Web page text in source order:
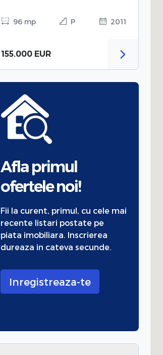
96 mp P 2011
155.000 EUR
Afla primul
ofertele noi!
Fii la curent, primul, cu cele mai
recente listari postate pe
piata imobiliara. Inscrierea
dureaza in cateva secunde.
Inregistreaza-te